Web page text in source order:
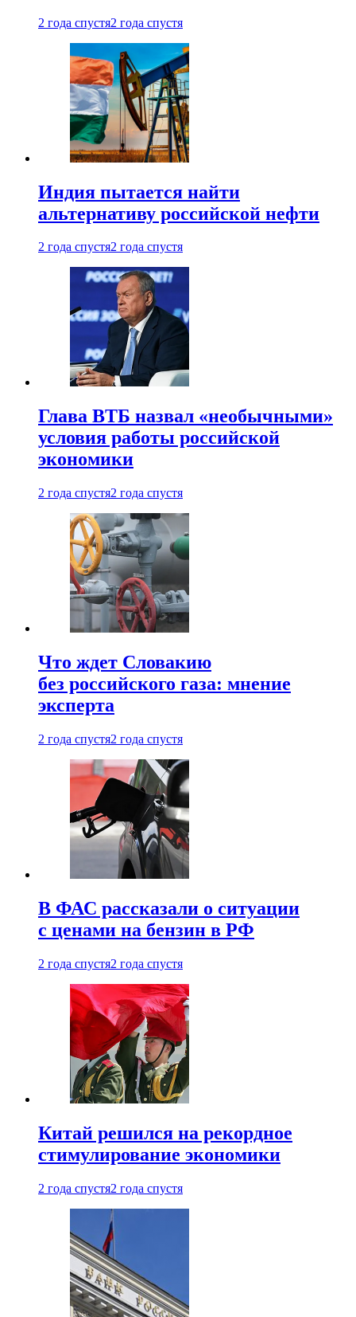
2 года спустя2 года спустя
Индия пытается найти
альтернативу российской нефти
2 года спустя2 года спустя
Глава ВТБ назвал «необычными»
условия работы российской
экономики
2 года спустя2 года спустя
Что ждет Словакию
без российского газа: мнение
эксперта
2 года спустя2 года спустя
В ФАС рассказали о ситуации
с ценами на бензин в РФ
2 года спустя2 года спустя
Китай решился на рекордное
стимулирование экономики
2 года спустя2 года спустя